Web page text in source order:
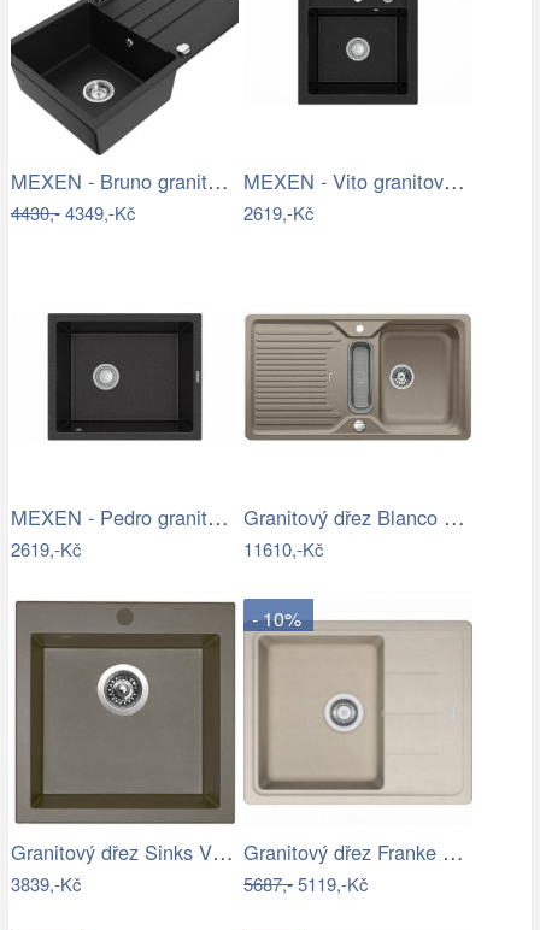
MEXEN - Bruno granitový dřez 1 s…
4430,-4349,-Kč
MEXEN - Vito granitový dřez 1-miska…
2619,-Kč
MEXEN - Pedro granitový dřez 1-miska…
2619,-Kč
Granitový dřez Blanco CLASSIC 5 S…
11610,-Kč
Granitový dřez Sinks VIVA 455 Truffle
3839,-Kč
- 10%
Granitový dřez Franke BFG 611-62 Sahara
5687,-5119,-Kč